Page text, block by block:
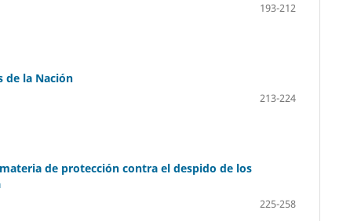
193-212
de la Nación
213-224
de protección contra el despido de los
225-258